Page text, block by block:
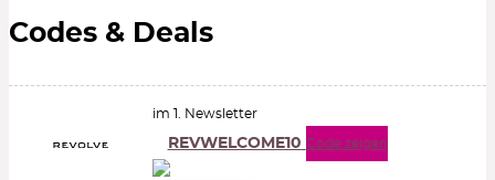
Codes & Deals
im 1. Newsletter
REVWELCOME10 Code zeigen